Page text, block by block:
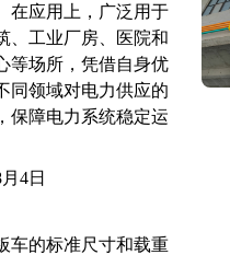
在应用上，广泛用于
、工业厂房、医院和
等场所，凭借自身优
同领域对电力供应的
保障电力系统稳定运
4日
车的标准尺寸和载重